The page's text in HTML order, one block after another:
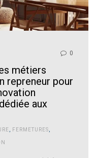
0
métiers
repreneur pour
aux
FERMETURES